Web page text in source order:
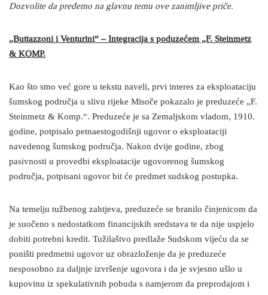
Dozvolite da pređemo na glavnu temu ove zanimljive priče.
„Buttazzoni i Venturini“ – Integracija s poduzećem „F. Steinmetz
& KOMP.
Kao što smo već gore u tekstu naveli, prvi interes za eksploataciju
šumskog područja u slivu rijeke Misoče pokazalo je preduzeće „F.
Steinmetz & Komp.“. Preduzeće je sa Zemaljskom vladom, 1910.
godine, potpisalo petnaestogodišnji ugovor o eksploataciji
navedenog šumskog područja. Nakon dvije godine, zbog
pasivnosti u provedbi eksploatacije ugovorenog šumskog
područja, potpisani ugovor bit će predmet sudskog postupka.
Na temelju tužbenog zahtjeva, preduzeće se branilo činjenicom da
je suočeno s nedostatkom financijskih sredstava te da nije uspjelo
dobiti potrebni kredit. Tužilaštvo predlaže Sudskom vijeću da se
poništi predmetni ugovor uz obrazloženje da je preduzeće
nesposobno za daljnje izvršenje ugovora i da je svjesno ušlo u
kupovinu iz spekulativnih pobuda s namjerom da preprodajom i